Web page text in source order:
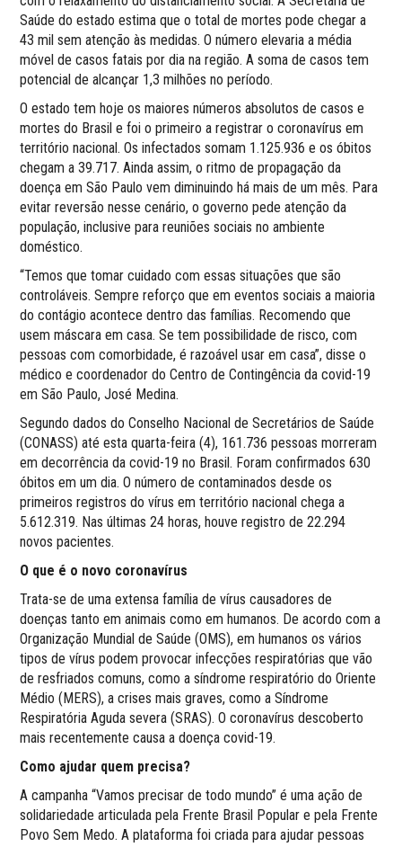
Saúde do estado estima que o total de mortes pode chegar a
43 mil sem atenção às medidas. O número elevaria a média
móvel de casos fatais por dia na região. A soma de casos tem
potencial de alcançar 1,3 milhões no período.
O estado tem hoje os maiores números absolutos de casos e
mortes do Brasil e foi o primeiro a registrar o coronavírus em
território nacional. Os infectados somam 1.125.936 e os óbitos
chegam a 39.717. Ainda assim, o ritmo de propagação da
doença em São Paulo vem diminuindo há mais de um mês. Para
evitar reversão nesse cenário, o governo pede atenção da
população, inclusive para reuniões sociais no ambiente
doméstico.
“Temos que tomar cuidado com essas situações que são
controláveis. Sempre reforço que em eventos sociais a maioria
do contágio acontece dentro das famílias. Recomendo que
usem máscara em casa. Se tem possibilidade de risco, com
pessoas com comorbidade, é razoável usar em casa”, disse o
médico e coordenador do Centro de Contingência da covid-19
em São Paulo, José Medina.
Segundo dados do Conselho Nacional de Secretários de Saúde
(CONASS) até esta quarta-feira (4), 161.736 pessoas morreram
em decorrência da covid-19 no Brasil. Foram confirmados 630
óbitos em um dia. O número de contaminados desde os
primeiros registros do vírus em território nacional chega a
5.612.319. Nas últimas 24 horas, houve registro de 22.294
novos pacientes.
O que é o novo coronavírus
Trata-se de uma extensa família de vírus causadores de
doenças tanto em animais como em humanos. De acordo com a
Organização Mundial de Saúde (OMS), em humanos os vários
tipos de vírus podem provocar infecções respiratórias que vão
de resfriados comuns, como a síndrome respiratório do Oriente
Médio (MERS), a crises mais graves, como a Síndrome
Respiratória Aguda severa (SRAS). O coronavírus descoberto
mais recentemente causa a doença covid-19.
Como ajudar quem precisa?
A campanha “Vamos precisar de todo mundo” é uma ação de
solidariedade articulada pela Frente Brasil Popular e pela Frente
Povo Sem Medo. A plataforma foi criada para ajudar pessoas